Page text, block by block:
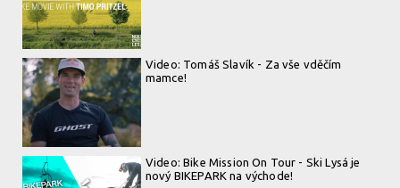
Video: Tomáš Slavík - Za vše vděčím
mamce!
Video: Bike Mission On Tour - Ski Lysá je
nový BIKEPARK na východe!